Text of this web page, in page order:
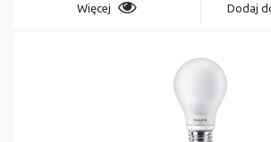
Więcej Dodaj